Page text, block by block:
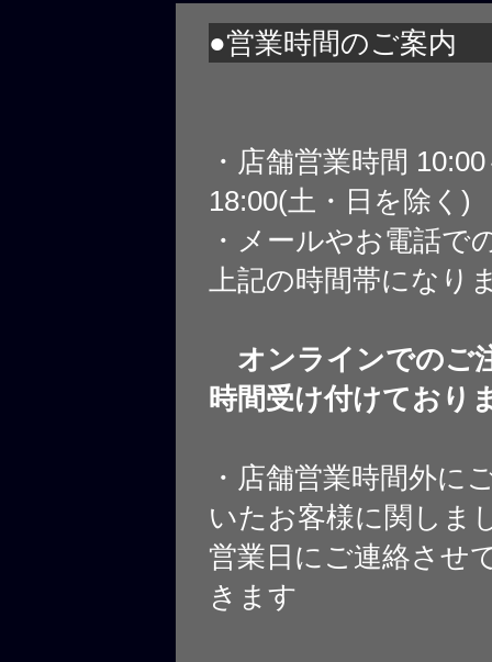
●営業時間のご案内
・店舗営業時間
18:00(土・日を除く)
・メールやお電話で
上記の時間帯になり
オンラインでのご
時間受け付けており
・店舗営業時間外に
いたお客様に関しま
営業日にご連絡させ
きます